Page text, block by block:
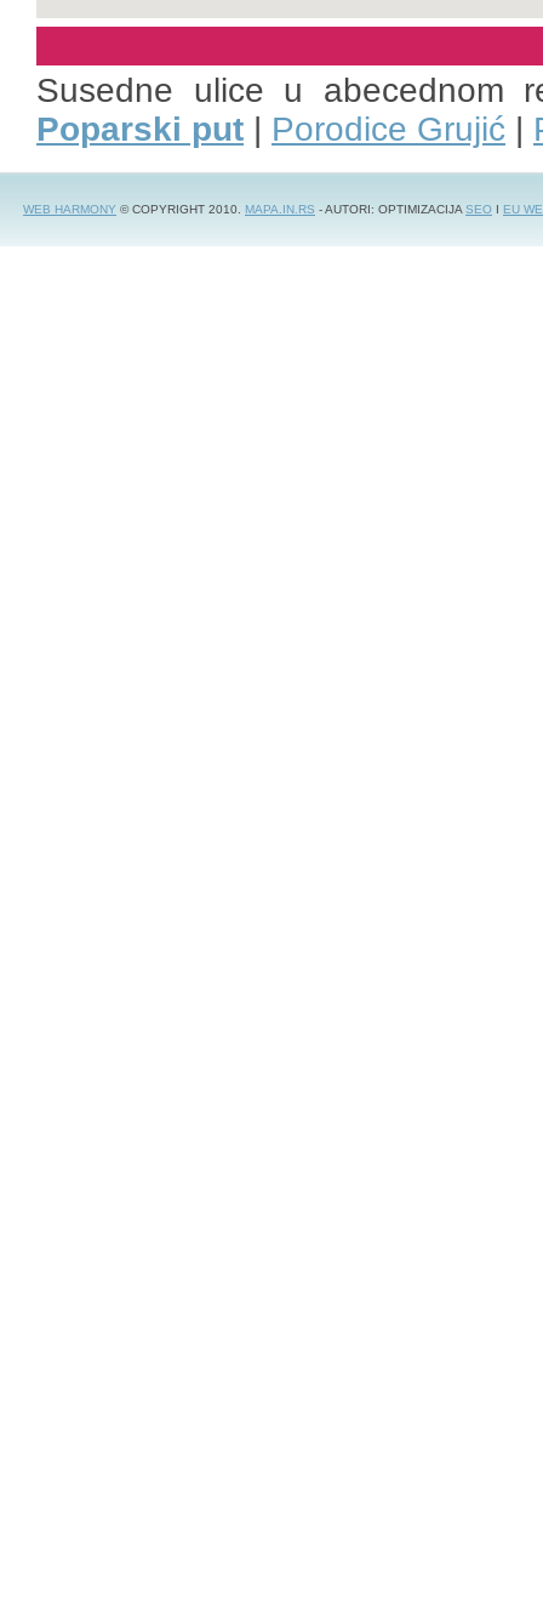
Susedne ulice u abecednom
Poparski put | Porodice Grujić |
WEB HARMONY © COPYRIGHT 2010. MAPA.IN.RS - AUTORI: OPTIMIZACIJASEO I EU